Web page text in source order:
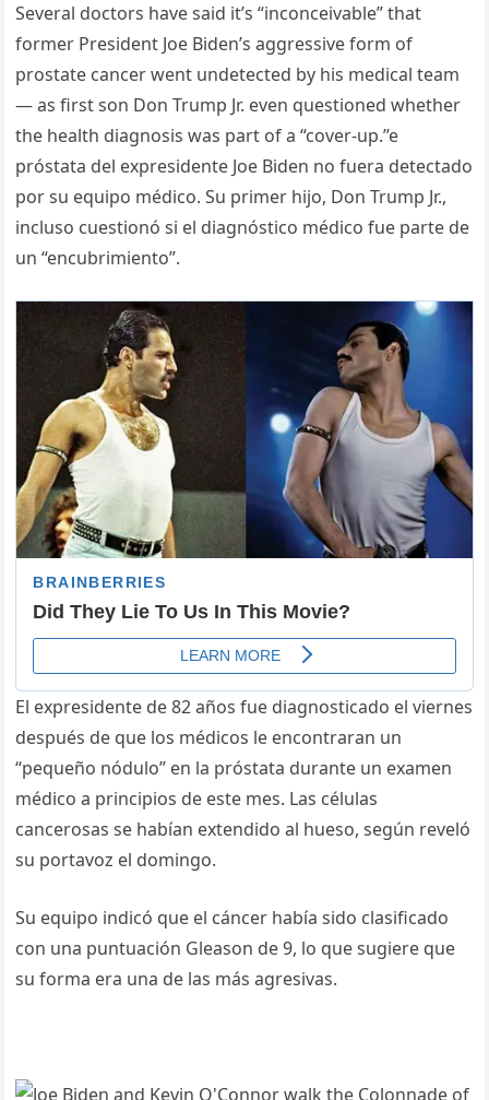
Several doctors have said it’s “inconceivable” that
former President Joe Biden’s aggressive form of
prostate cancer went undetected by his medical team
— as first son Don Trump Jr. even questioned whether
the health diagnosis was part of a “cover-up.”e
próstata del expresidente Joe Biden no fuera detectado
por su equipo médico. Su primer hijo, Don Trump Jr.,
incluso cuestionó si el diagnóstico médico fue parte de
un “encubrimiento”.
El expresidente de 82 años fue diagnosticado el viernes
después de que los médicos le encontraran un
“pequeño nódulo” en la próstata durante un examen
médico a principios de este mes. Las células
cancerosas se habían extendido al hueso, según reveló
su portavoz el domingo.
Su equipo indicó que el cáncer había sido clasificado
con una puntuación Gleason de 9, lo que sugiere que
su forma era una de las más agresivas.